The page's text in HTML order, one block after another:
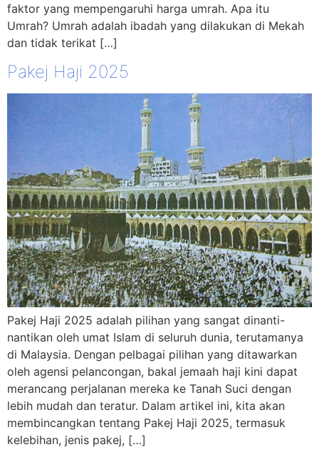
faktor yang mempengaruhi harga umrah. Apa itu
Umrah? Umrah adalah ibadah yang dilakukan di Mekah
dan tidak terikat […]
Pakej Haji 2025
Pakej Haji 2025 adalah pilihan yang sangat dinanti-
nantikan oleh umat Islam di seluruh dunia, terutamanya
di Malaysia. Dengan pelbagai pilihan yang ditawarkan
oleh agensi pelancongan, bakal jemaah haji kini dapat
merancang perjalanan mereka ke Tanah Suci dengan
lebih mudah dan teratur. Dalam artikel ini, kita akan
membincangkan tentang Pakej Haji 2025, termasuk
kelebihan, jenis pakej, […]